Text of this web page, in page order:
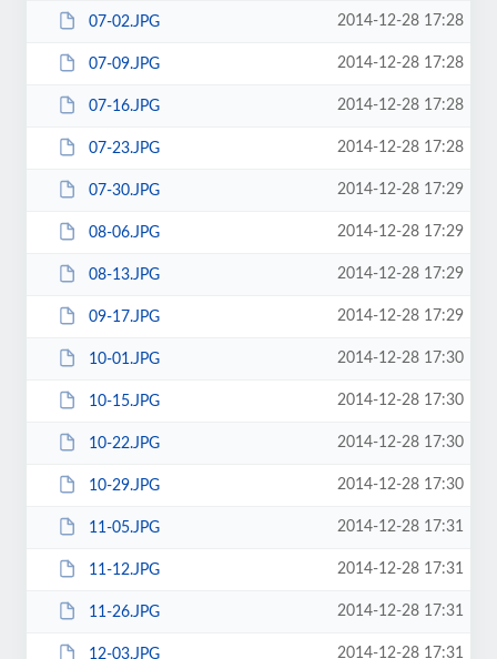
07-02.JPG 2014-12-28 17:28
07-09.JPG 2014-12-28 17:28
07-16.JPG 2014-12-28 17:28
07-23.JPG 2014-12-28 17:28
07-30.JPG 2014-12-28 17:29
08-06.JPG 2014-12-28 17:29
08-13.JPG 2014-12-28 17:29
09-17.JPG 2014-12-28 17:29
10-01.JPG 2014-12-28 17:30
10-15.JPG 2014-12-28 17:30
10-22.JPG 2014-12-28 17:30
10-29.JPG 2014-12-28 17:30
11-05.JPG 2014-12-28 17:31
11-12.JPG 2014-12-28 17:31
11-26.JPG 2014-12-28 17:31
12-03.JPG 2014-12-28 17:31